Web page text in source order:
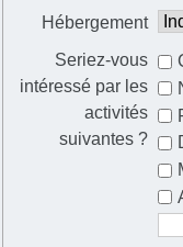
Hébergement
Seriez-vous
intéressé par les
activités
suivantes ?